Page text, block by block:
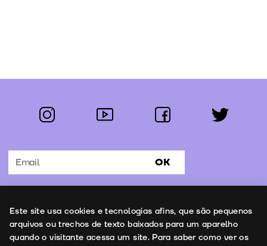
Segue-nos:
instagram youtube facebook twitter
Subscrever Newsletter OK
Contactos
Este site usa cookies e tecnologias afins, que são pequenos
arquivos ou trechos de texto baixados para um aparelho
quando o visitante acessa um site. Para saber como ver os